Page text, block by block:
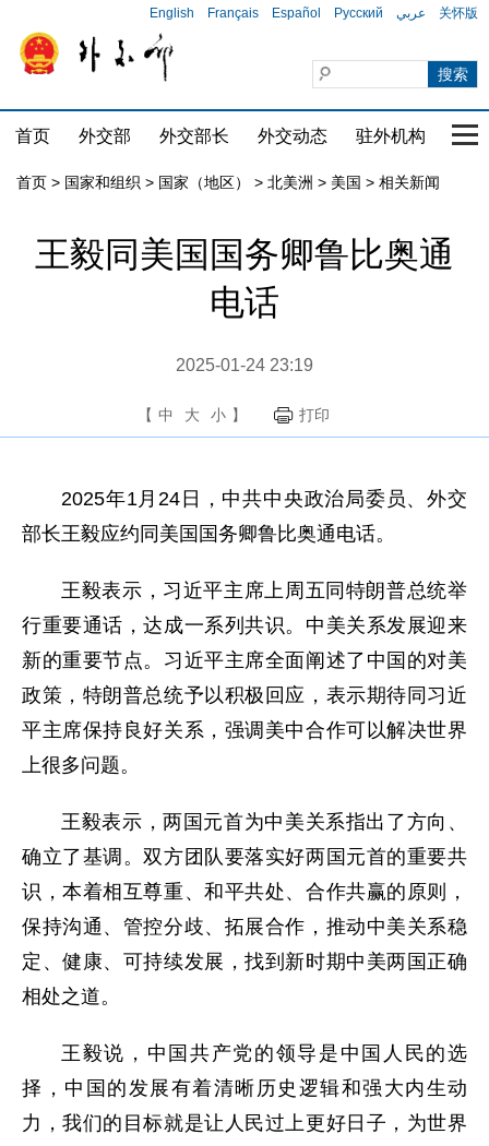
English Français Español Русский عربي 关怀版
首页 外交部 外交部长 外交动态 驻外机构 国
首页 > 国家和组织 > 国家（地区） > 北美洲 > 美国 > 相关新闻
王毅同美国国务卿鲁比奥通
电话
2025-01-24 23:19
【 中 大 小 】 打印
2025年1月24日，中共中央政治局委员、外交
部长王毅应约同美国国务卿鲁比奥通电话。
王毅表示，习近平主席上周五同特朗普总统举
行重要通话，达成一系列共识。中美关系发展迎来
新的重要节点。习近平主席全面阐述了中国的对美
政策，特朗普总统予以积极回应，表示期待同习近
平主席保持良好关系，强调美中合作可以解决世界
上很多问题。
王毅表示，两国元首为中美关系指出了方向、
确立了基调。双方团队要落实好两国元首的重要共
识，本着相互尊重、和平共处、合作共赢的原则，
保持沟通、管控分歧、拓展合作，推动中美关系稳
定、健康、可持续发展，找到新时期中美两国正确
相处之道。
王毅说，中国共产党的领导是中国人民的选
择，中国的发展有着清晰历史逻辑和强大内生动
力，我们的目标就是让人民过上更好日子，为世界